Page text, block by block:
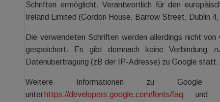
Schriften ermöglicht. Verantwortlich für den
Ireland Limited (Gordon House, Barrow Street, Dublin
Die verwendeten Schriften werden allerdings nicht
gespeichert. Es gibt demnach keine Verbindung
Datenübertragung (zB der IP-Adresse) zu Google statt.
Weitere Informationen zu
unter https://developers.google.com/fonts/faq und in